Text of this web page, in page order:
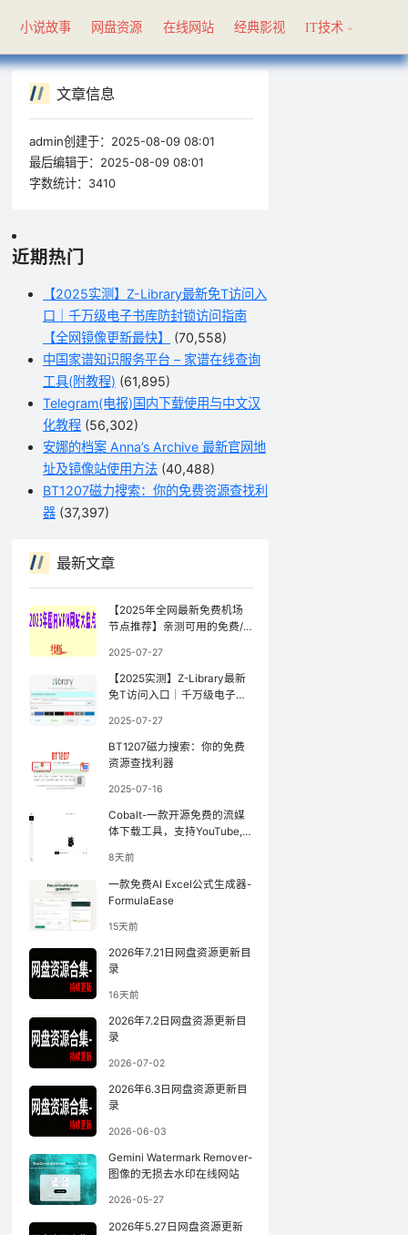
小说故事 网盘资源 在线网站 经典影视 IT技术
文章信息
admin创建于： 2025-08-09 08:01
最后编辑于： 2025-08-09 08:01
字数统计： 3410
近期热门
【2025实测】Z-Library最新免T访问入
口｜千万级电子书库防封锁访问指南
【全网镜像更新最快】
(70,558)
中国家谱知识服务平台 – 家谱在线查询
工具(附教程) (61,895)
Telegram(电报)国内下载使用与中文汉
化教程 (56,302)
安娜的档案 Anna’s Archive 最新官网地
址及镜像站使用方法 (40,488)
BT1207磁力搜索：你的免费资源查找利
器 (37,397)
最新文章
【2025年全网最新免费机场
节点推荐】亲测可用的免费/
2025-07-27
【2025实测】Z-Library最新
免T访问入口｜千万级电子书
更新最快】
2025-07-27
BT1207磁力搜索：你的免费
资源查找利器
2025-07-16
Cobalt-一款开源免费的流媒
体下载工具，支持YouTube,
8天前
一款免费AI Excel公式生成器-
FormulaEase
15天前
2026年7.21日网盘资源更新目
录
16天前
2026年7.2日网盘资源更新目
录
2026-07-02
2026年6.3日网盘资源更新目
录
2026-06-03
Gemini Watermark Remover-
图像的无损去水印在线网站
2026-05-27
2026年5.27日网盘资源更新